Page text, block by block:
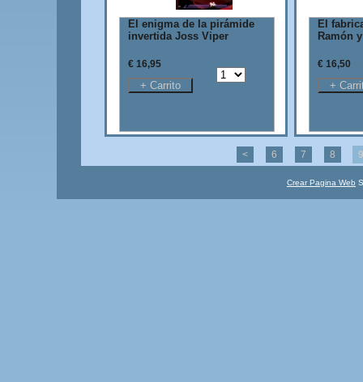
El enigma de la pirámide
invertida Joss Viper
€ 16,95
El
Ramón
€ 16,50
< 6 7 8 9
Crear Pagina Web